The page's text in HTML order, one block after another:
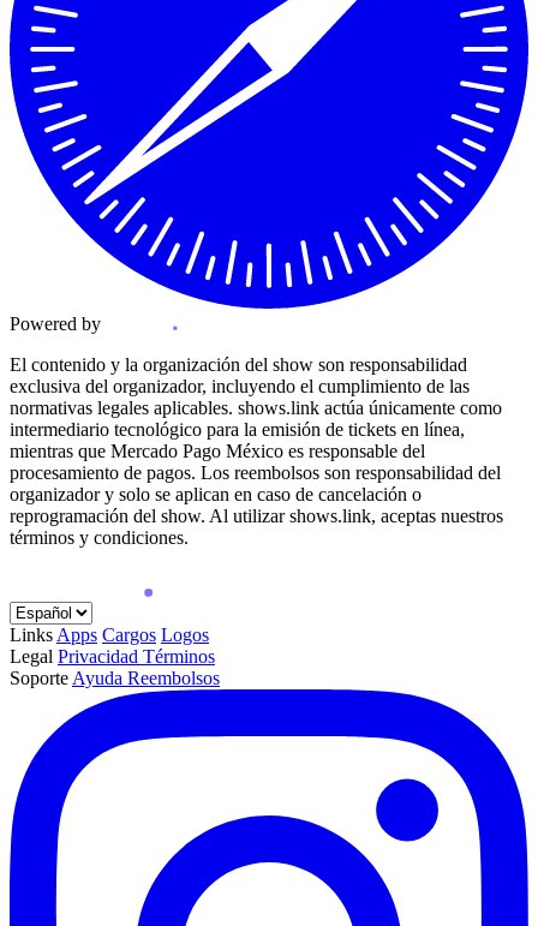
Powered by
El contenido y la organización del show son responsabilidad
exclusiva del organizador, incluyendo el cumplimiento de las
normativas legales aplicables. shows.link actúa únicamente como
intermediario tecnológico para la emisión de tickets en línea,
mientras que Mercado Pago México es responsable del
procesamiento de pagos. Los reembolsos son responsabilidad del
organizador y solo se aplican en caso de cancelación o
reprogramación del show. Al utilizar shows.link, aceptas nuestros
términos y condiciones.
Links Apps Cargos Logos
Legal Privacidad Términos
Soporte Ayuda Reembolsos